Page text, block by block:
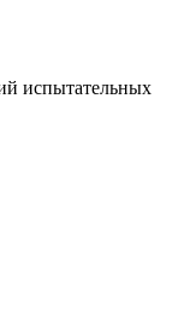
испытательных